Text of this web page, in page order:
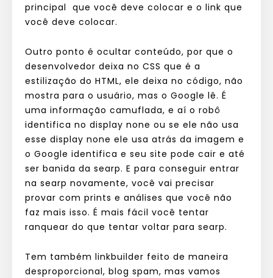
principal que você deve colocar e o link que
você deve colocar.
Outro ponto é ocultar conteúdo, por que o
desenvolvedor deixa no CSS que é a
estilização do HTML, ele deixa no código, não
mostra para o usuário, mas o Google lê. É
uma informação camuflada, e aí o robô
identifica no display none ou se ele não usa
esse display none ele usa atrás da imagem e
o Google identifica e seu site pode cair e até
ser banida da searp. E para conseguir entrar
na searp novamente, você vai precisar
provar com prints e análises que você não
faz mais isso. É mais fácil você tentar
ranquear do que tentar voltar para searp.
Tem também linkbuilder feito de maneira
desproporcional, blog spam, mas vamos